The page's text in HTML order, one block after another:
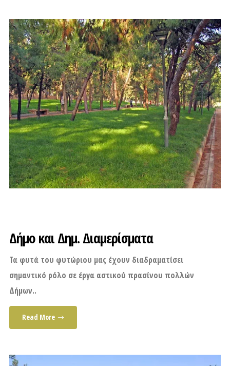
Δήμο και Δημ. Διαμερίσματα
Τα φυτά του φυτώριου μας έχουν διαδραματίσει
σημαντικό ρόλο σε έργα αστικού πρασίνου πολλών
Δήμων..
Read More